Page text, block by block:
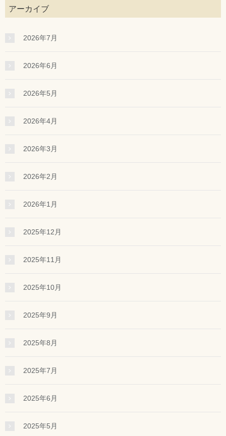
アーカイブ
2026年7月
2026年6月
2026年5月
2026年4月
2026年3月
2026年2月
2026年1月
2025年12月
2025年11月
2025年10月
2025年9月
2025年8月
2025年7月
2025年6月
2025年5月